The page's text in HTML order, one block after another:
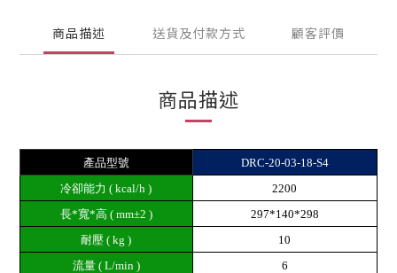
商品描述 送貨及付款方式 顧客評價
商品描述
產品型號
DRC-20-03-18-S4
冷卻能力 ( kcal/h )
2200
長*寬*高 ( mm±2 )
297*140*298
耐壓 ( kg )
10
流量 ( L/min )
6